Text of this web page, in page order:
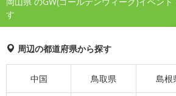
す
周辺の都道府県から探す
中国 鳥取県 島根